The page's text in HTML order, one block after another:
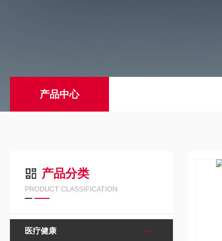
产品中心
产品分类
PRODUCT CLASSIFICATION
医疗健康